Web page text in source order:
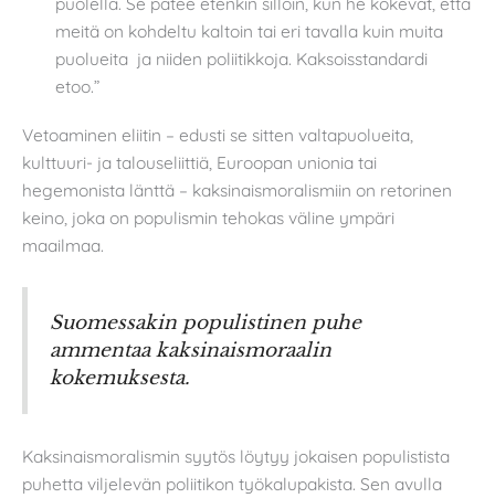
meitä on kohdeltu kaltoin tai eri tavalla kuin muita
puolueita ja niiden poliitikkoja. Kaksoisstandardi
etoo.”
Vetoaminen eliitin – edusti se sitten valtapuolueita,
kulttuuri- ja talouseliittiä, Euroopan unionia tai
hegemonista länttä – kaksinaismoralismiin on retorinen
keino, joka on populismin tehokas väline ympäri
maailmaa.
Suomessakin populistinen puhe
ammentaa kaksinaismoraalin
kokemuksesta.
Kaksinaismoralismin syytös löytyy jokaisen populistista
puhetta viljelevän poliitikon työkalupakista. Sen avulla